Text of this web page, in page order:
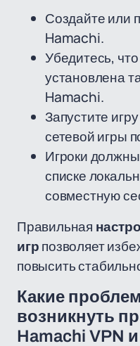
Создайте или
Hamachi.
Убедитесь,
установлена
Hamachi.
Запустите
сетевой игры
Игроки должны
списке
совместную
Правильная
игрпозволяет
повысить
Какие
возникнуть
Hamachi VPN